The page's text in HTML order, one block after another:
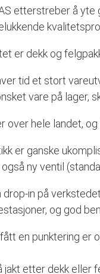
etterstreber å
er dekk og
tid et stort
vare på lager,
over hele landet,
er ganske
ny ventil
drop-in på
og god
en punktering
jakt etter dekk eller